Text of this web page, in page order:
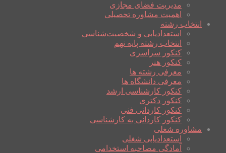
مدیریت فضای مجازی
اهمیت مشاوره تحصیلی
انتخاب رشته
استعدادیابی و شخصیت‌شناسی
انتخاب رشته پایه نهم
کنکور سراسری
کنکور هنر
معرفی رشته ها
معرفی دانشگاه ها
کنکور کارشناسی ارشد
کنکور دکتری
کنکور کاردانی فنی
کنکور کاردانی به کارشناسی
مشاوره شغلی
استعدادیابی شغلی
آمادگی مصاحبه استخدامی